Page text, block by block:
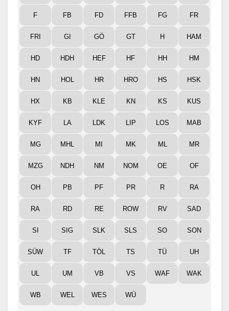
F FB FD FFB FG FR
FRI GI GÖ GT H HAM
HD HDH HEF HF HH HM
HN HOL HR HRO HS HSK
HX KB KLE KN KS KUS
KYF LA LDK LIP LOS MAB
MG MHL MI MK ML MR
MZG NDH NM NOM OE OF
OH PB PF PR R RA
RA RD RE ROW RV SAD
SI SIG SLK SLS SO SON
SÜW TF TÖL TS TÜ UH
UL UM VB VS WAF WAK
WB WEL WES WÜ